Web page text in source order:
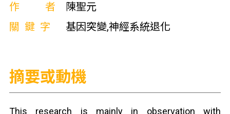
作者
陳聖元
關鍵字
基因突變,神經系統退化
摘要或動機
This research is mainly in observation with